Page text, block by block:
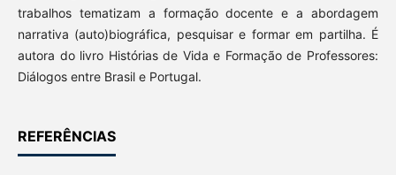
trabalhos tematizam a formação docente e a abordagem
narrativa (auto)biográfica, pesquisar e formar em partilha. É
autora do livro Histórias de Vida e Formação de Professores:
Diálogos entre Brasil e Portugal.
REFERÊNCIAS